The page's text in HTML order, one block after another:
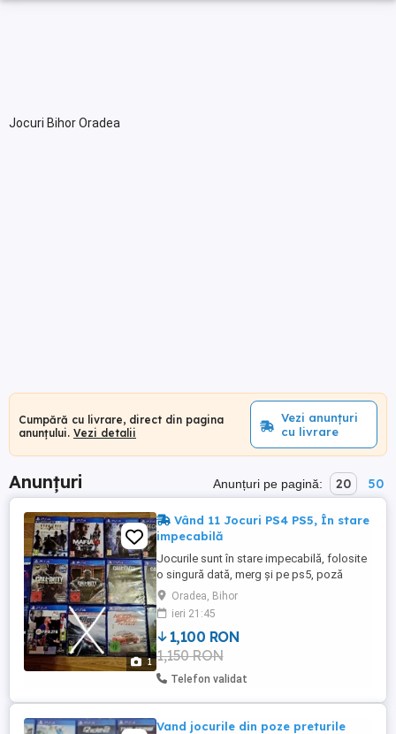
Jocuri Bihor Oradea
Cumpără cu livrare, direct din pagina
anunțului. Vezi detalii
Vezi anunțuri
cu livrare
Anunțuri Anunțuri pe pagină: 20 50
1
Vând 11 Jocuri PS4 PS5, În stare
impecabilă
Jocurile sunt în stare impecabilă, folosite
o singură dată, merg și pe ps5, poză
reală, preț 1.100 lei fix toate sau vând
separat! Mai multe detalii la telefon! Prețuri
separat: Call of Duty WWII - 100 lei bucata
Call of Duty Infinite Warfare 100 lei Need
For Speed 100 lei Need For Speed
Payback 100 ...
Oradea, Bihor
ieri 21:45
1,100 RON
1,150 RON
Telefon validat
Vand jocurile din poze preturile